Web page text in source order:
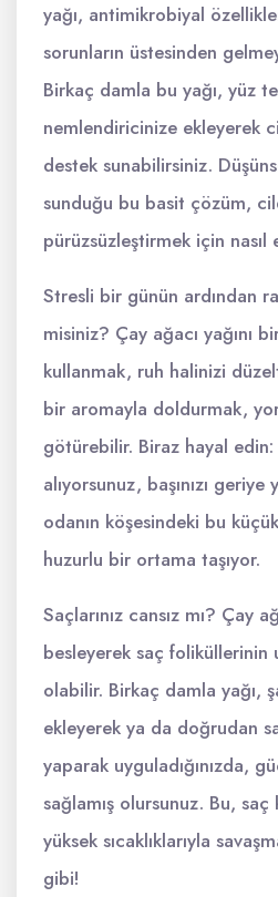
yağı, antimikrobiyal
sorunların üstesinden
Birkaç damla bu yağı, yüz
nemlendiricinize ekleyerek
destek sunabilirsiniz.
sunduğu bu basit çözüm,
pürüzsüzleştirmek için
Stresli bir günün ardından
misiniz? Çay ağacı yağını
kullanmak, ruh halinizi
bir aromayla doldurmak,
götürebilir. Biraz hayal
alıyorsunuz, başınızı geriye
odanın köşesindeki bu
huzurlu bir ortama taşıyor.
Saçlarınız cansız mı? Çay
besleyerek saç foliküllerinin
olabilir. Birkaç damla yağı,
ekleyerek ya da doğrudan
yaparak uyguladığınızda,
sağlamış olursunuz. Bu,
yüksek sıcaklıklarıyla
gibi!